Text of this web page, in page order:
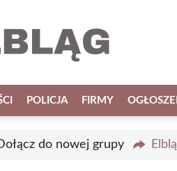
POLICJA FIRMY
do nowej grupy